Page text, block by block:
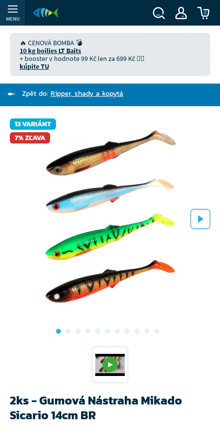
MENU
🔥 CENOVÁ BOMBA 💣
10 kg boilies LT Baits
+ booster v hodnote 99 Kč len za 699 Kč 👉🏻
kúpite TU
Zpět do: Ripper, shady a kopytá
13 VARIÁNT
7% ZĽAVA
2ks - Gumová Nástraha Mikado
Sicario 14cm BR